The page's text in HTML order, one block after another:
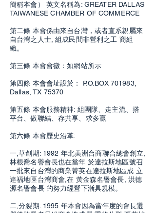
簡稱本會） 英文名稱為: GREATER DALLAS
TAIWANESE CHAMBER OF COMMERCE
第二條 本會係由來自台灣，或者直系親屬來
自台灣之人士, 組成民間非營利之工 商組
織。
第三條 本會會徽：如網站所示
第四條 本會會址設於： P.O.BOX 701983,
Dallas, TX 75370
第五條 本會服務精神: 組團隊、走主流、搭
平台、做聯結、存共享、求多贏
第六條 本會歷史沿革:
一,草創期: 1992 年北美洲台商聯合總會創立,
林根喬名譽會長也在當年 於達拉斯地區號召
一批來自台灣的商業菁英在達拉斯地區成 立
達福地區台灣商會,在 黃金森名譽會長, 洪德
源名譽會長 的努力經營下漸具規模。
二,分裂期: 1995 年本會因為當年度的會長選